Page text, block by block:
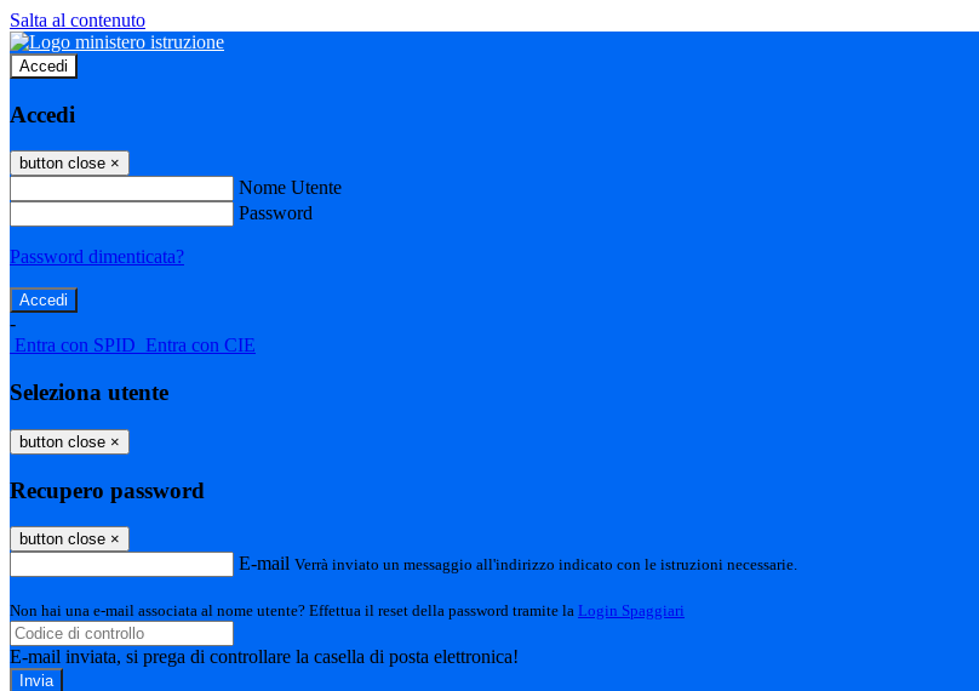
Salta al contenuto
Accedi
Accedi
button close ×
Nome Utente
Password
Password dimenticata?
-
Entra con SPID Entra con CIE
Seleziona utente
button close ×
Recupero password
button close ×
E-mail Verrà inviato un messaggio all'indirizzo indicato con le istruzioni necessarie.
Non hai una e-mail associata al nome utente? Effettua il reset della password tramite la Login Spaggiari
E-mail inviata, si prega di controllare la casella di posta elettronica!